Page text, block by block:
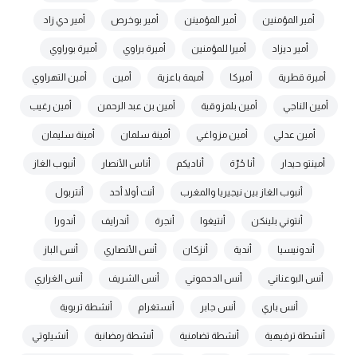
أمير المؤمنين أمير المؤمينن أمير بوخرص أمير دي زاد
أمير ديزاد أميرا للمؤمنين أميرة براوي أميرة بوراوي
أميرة قطرية أميركا أميمة باعزية أمين أمين التهراوي
أمين الناجي أمين بلمزوقية أمين بن عبد الرحمن أمين رغيب
أمين عدلي أمين مزواغي أمينة سلمان أمينة سليمان
أمينتو حيدار أنا حُرّة أناديكم أناس الأنصار أنبوب الغاز
أنبوب الغاز بين نيجيريا والمغرب أنت أولا أحد أنتربول
أنتوني بلينكن أنتيغوا أنجرة أندرايف أندورا
أندونيسيا أندية أنزكان أنس الأنصاري أنس الباز
أنس البوعناني أنس الدحموني أنس الشريف أنس الغراري
أنس باري أنس جابر أنستغرام أنشطة تربوية
أنشطة ترفيهية أنشطة تضامنية أنشطة رمضانية أنشيلوتي